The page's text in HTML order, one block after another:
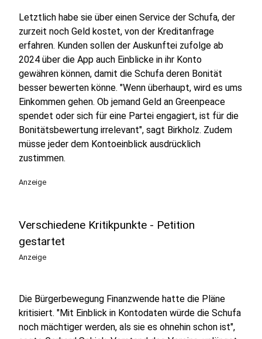
Letztlich habe sie über einen Service der Schufa, der
zurzeit noch Geld kostet, von der Kreditanfrage
erfahren. Kunden sollen der Auskunftei zufolge ab
2024 über die App auch Einblicke in ihr Konto
gewähren können, damit die Schufa deren Bonität
besser bewerten könne. "Wenn überhaupt, wird es ums
Einkommen gehen. Ob jemand Geld an Greenpeace
spendet oder sich für eine Partei engagiert, ist für die
Bonitätsbewertung irrelevant", sagt Birkholz. Zudem
müsse jeder dem Kontoeinblick ausdrücklich
zustimmen.
Anzeige
Verschiedene Kritikpunkte - Petition
gestartet
Anzeige
Die Bürgerbewegung Finanzwende hatte die Pläne
kritisiert. "Mit Einblick in Kontodaten würde die Schufa
noch mächtiger werden, als sie es ohnehin schon ist",